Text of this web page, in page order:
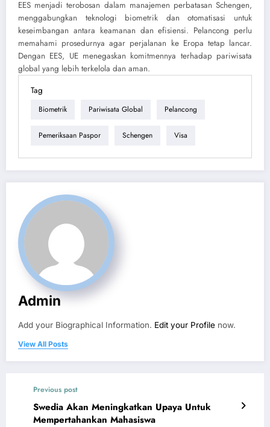
EES menjadi terobosan dalam manajemen perbatasan Schengen,
menggabungkan teknologi biometrik dan otomatisasi untuk
keseimbangan antara keamanan dan efisiensi. Pelancong perlu
memahami prosedurnya agar perjalanan ke Eropa tetap lancar.
Dengan EES, UE menegaskan komitmennya terhadap pariwisata
global yang lebih terkelola dan aman.
Tag
Biometrik Pariwisata Global Pelancong
Pemeriksaan Paspor Schengen Visa
Admin
Add your Biographical Information. Edit your Profile now.
View All Posts
Previous post
Swedia Akan Meningkatkan Upaya Untuk
Mempertahankan Mahasiswa